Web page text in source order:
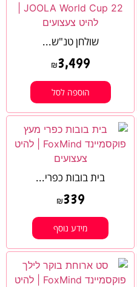
שולחן טנ"ש...
₪3,499
הוספה לסל
בית בובות כפרי...
₪339
מידע נוסף